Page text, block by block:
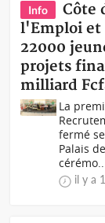
Info
Côte
l'Emploi et
22000
projets
milliard
La
fermé
Palais
il y a